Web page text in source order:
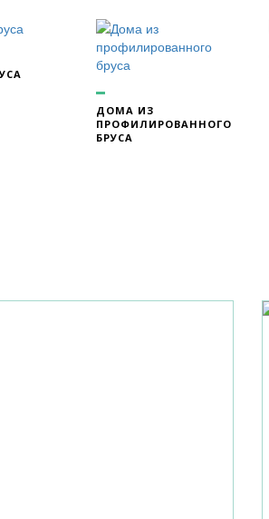
ДОМА ИЗ
ПРОФИЛИРОВАННОГО
БРУСА